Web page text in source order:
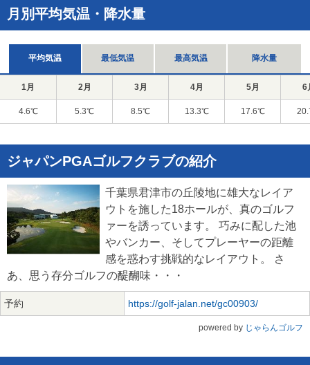
月別平均気温・降水量
平均気温 最低気温 最高気温 降水量
1月 2月 3月 4月 5月 6
4.6℃ 5.3℃ 8.5℃ 13.3℃ 17.6℃
ジャパンPGAゴルフクラブの紹介
千葉県君津市の丘陵地に雄大なレイア
ウトを施した18ホールが、真のゴルフ
ァーを誘っています。 巧みに配した池
やバンカー、そしてプレーヤーの距離
感を惑わす挑戦的なレイアウト。 さ
あ、思う存分ゴルフの醍醐味・・・
予約 https://golf-jalan.net/gc00903/
powered by じゃらんゴルフ